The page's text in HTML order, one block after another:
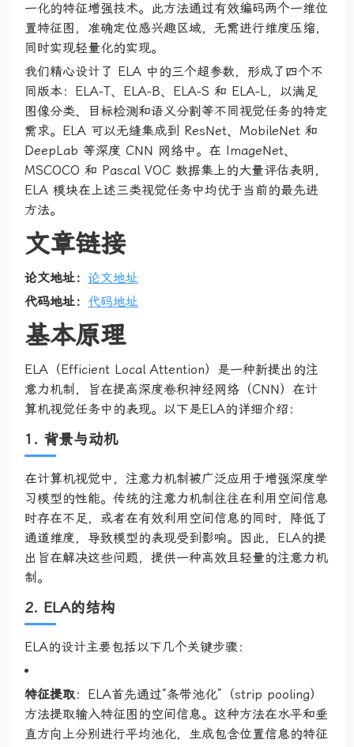
一化的特征增强技术。此方法通过有效编码两个一维位
置特征图，准确定位感兴趣区域，无需进行维度压缩，
同时实现轻量化的实现。
我们精心设计了 ELA 中的三个超参数，形成了四个不
同版本：ELA-T、ELA-B、ELA-S 和 ELA-L，以满足
图像分类、目标检测和语义分割等不同视觉任务的特定
需求。ELA 可以无缝集成到 ResNet、MobileNet 和
DeepLab 等深度 CNN 网络中。在 ImageNet、
MSCOCO 和 Pascal VOC 数据集上的大量评估表明，
ELA 模块在上述三类视觉任务中均优于当前的最先进
方法。
文章链接
论文地址： 论文地址
代码地址： 代码地址
基本原理
ELA（Efficient Local Attention）是一种新提出的注
意力机制，旨在提高深度卷积神经网络（CNN）在计
算机视觉任务中的表现。以下是ELA的详细介绍：
1. 背景与动机
在计算机视觉中，注意力机制被广泛应用于增强深度学
习模型的性能。传统的注意力机制往往在利用空间信息
时存在不足，或者在有效利用空间信息的同时，降低了
通道维度，导致模型的表现受到影响。因此，ELA的提
出旨在解决这些问题，提供一种高效且轻量的注意力机
制。
2. ELA的结构
ELA的设计主要包括以下几个关键步骤：
特征提取：ELA首先通过“条带池化”（strip pooling）
方法提取输入特征图的空间信息。这种方法在水平和垂
直方向上分别进行平均池化，生成包含位置信息的特征